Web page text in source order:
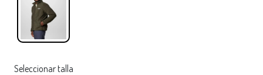
Seleccionar talla